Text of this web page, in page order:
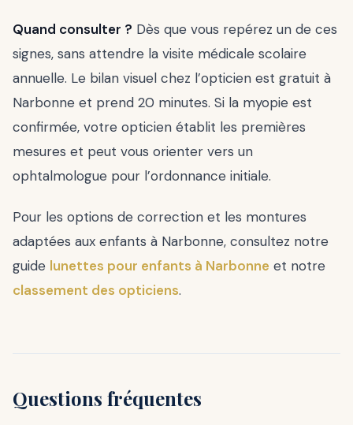
Quand consulter ? Dès que vous repérez un de ces
signes, sans attendre la visite médicale scolaire
annuelle. Le bilan visuel chez l’opticien est gratuit à
Narbonne et prend 20 minutes. Si la myopie est
confirmée, votre opticien établit les premières
mesures et peut vous orienter vers un
ophtalmologue pour l’ordonnance initiale.
Pour les options de correction et les montures
adaptées aux enfants à Narbonne, consultez notre
guide lunettes pour enfants à Narbonne et notre
classement des opticiens.
Questions fréquentes